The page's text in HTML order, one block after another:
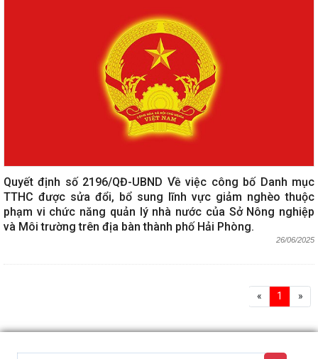
Quyết định số 2196/QĐ-UBND Về việc công bố Danh mục
TTHC được sửa đổi, bổ sung lĩnh vực giảm nghèo thuộc
phạm vi chức năng quản lý nhà nước của Sở Nông nghiệp
và Môi trường trên địa bàn thành phố Hải Phòng.
26/06/2025
« 1 »